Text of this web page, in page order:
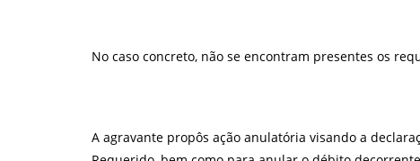
No caso concreto, não se encontram presentes os
A agravante propôs ação anulatória visando a